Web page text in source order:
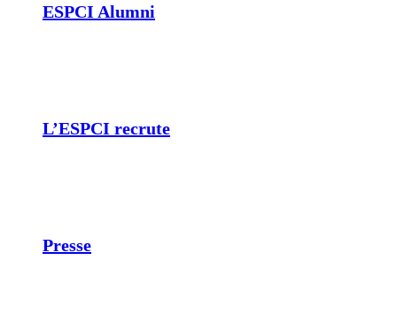
ESPCI Alumni
L’ESPCI recrute
Presse